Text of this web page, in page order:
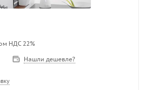
НДС 22%
Нашли дешевле?